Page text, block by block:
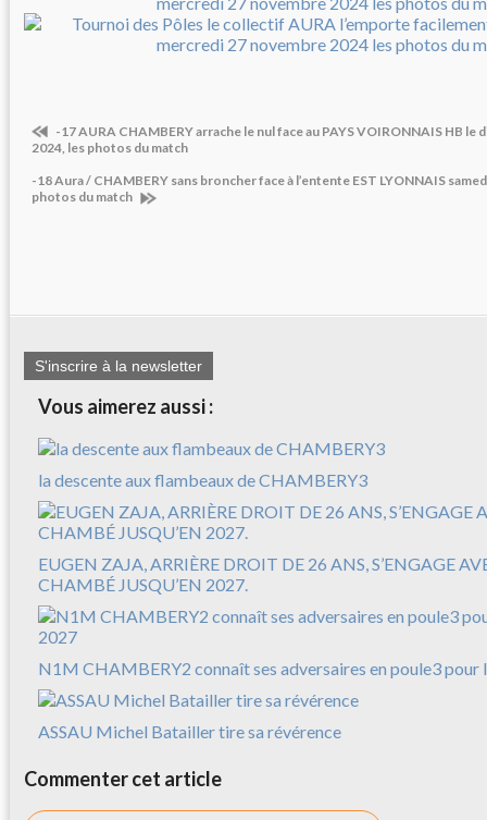
-17 AURA CHAMBERY arrache le nul face au PAYS VOIRONNAIS HB le
2024, les photos du match
-18 Aura / CHAMBERY sans broncher face à l’entente EST LYONNAIS
photos du match
S'inscrire à la newsletter
Vous aimerez aussi :
la descente aux flambeaux de CHAMBERY3
EUGEN ZAJA, ARRIÈRE DROIT DE 26 ANS, S’ENGAGE
CHAMBÉ JUSQU’EN 2027.
N1M CHAMBERY2 connaît ses adversaires en poule3 pour
ASSAU Michel Batailler tire sa révérence
Commenter cet article